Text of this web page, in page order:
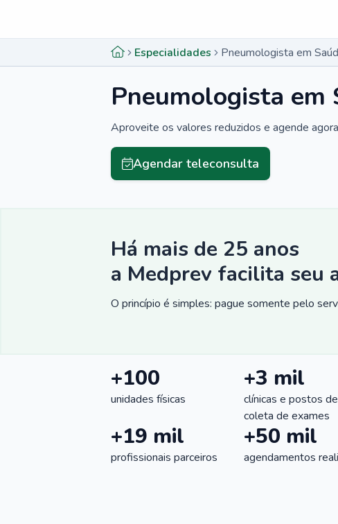
Especialidades Pneumologista em
Pneumologista em
Aproveite os valores reduzidos e agende
Agendar teleconsulta
Há mais de 25 anos
a Medprev facilita seu
O princípio é simples: pague somente pelo
+100
unidades físicas
+3 mil
clínicas e postos de
coleta de exames
+19 mil
profissionais parceiros
+50 mil
agendamentos